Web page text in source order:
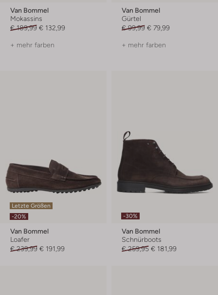
Van Bommel
Mokassins
€ 189,99 € 132,99
+ mehr farben
Van Bommel
Gürtel
€ 99,99 € 79,99
+ mehr farben
Letzte Größen
-20%
Van Bommel
Loafer
€ 239,99 € 191,99
-30%
Van Bommel
Schnürboots
€ 259,95 € 181,99